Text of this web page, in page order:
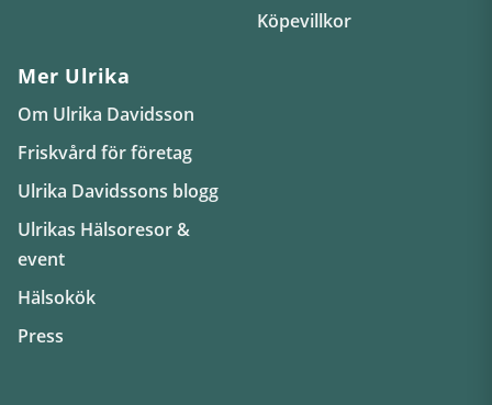
Köpevillkor
Mer Ulrika
Om Ulrika Davidsson
Friskvård för företag
Ulrika Davidssons blogg
Ulrikas Hälsoresor &
event
Hälsokök
Press